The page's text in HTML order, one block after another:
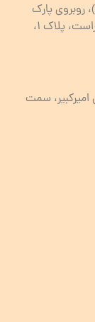
روبروی پارک
خلدبرین ،نبش کوچه ۱۴، اولین ساختمان سمت راست، پلاک 1،
امیرکبیر، سمت